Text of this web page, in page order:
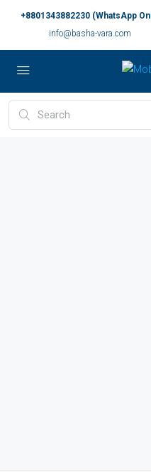
+8801343882230 (WhatsApp
info@basha-vara.com